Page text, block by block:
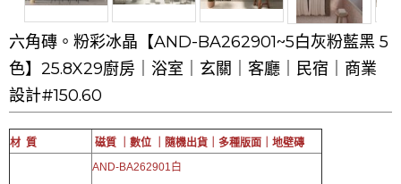
六角磚。粉彩冰晶【AND-BA262901~5白灰粉藍黑 5
色】25.8X29廚房｜浴室｜玄關｜客廳｜民宿｜商業
設計#150.60
材 質 磁質 ｜數位 ｜ 隨機出貨｜多種版面｜ 地壁磚
AND-BA262901白